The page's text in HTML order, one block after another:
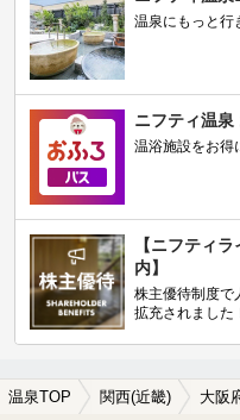
温泉にもっと行
ニフティ温泉
温浴施設をお得
【ニフティ
内】
株主優待制度で
拡充されました
温泉TOP 関西(近畿) 大阪